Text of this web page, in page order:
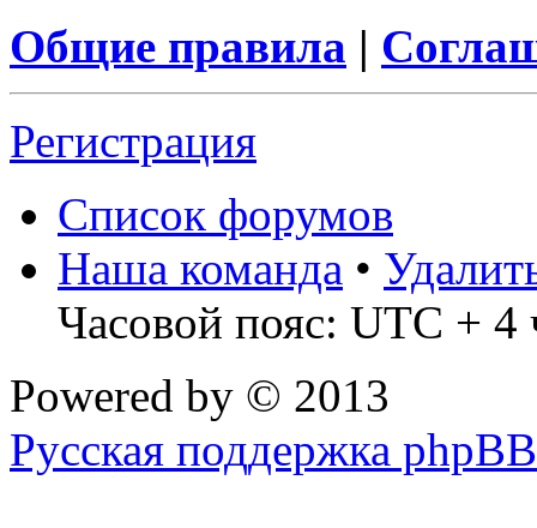
Общие правила |
Регистрация
Список форумов
Наша команда •
Часовой пояс: UTC + 4
Powered by © 2013
Русская поддержка phpBB